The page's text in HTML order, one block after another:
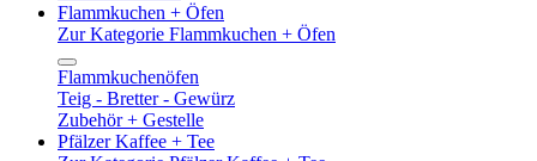
Flammkuchen + Öfen
Zur Kategorie Flammkuchen + Öfen
Flammkuchenöfen
Teig - Bretter - Gewürz
Zubehör + Gestelle
Pfälzer Kaffee + Tee